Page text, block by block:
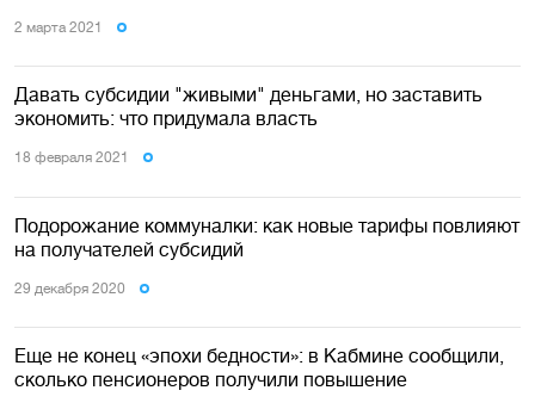
2 марта 2021
Давать субсидии "живыми" деньгами, но заставить
экономить: что придумала власть
18 февраля 2021
Подорожание коммуналки: как новые тарифы повлияют
на получателей субсидий
29 декабря 2020
Еще не конец «эпохи бедности»: в Кабмине сообщили,
сколько пенсионеров получили повышение